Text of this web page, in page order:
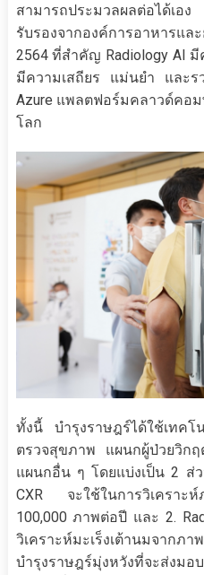
สามารถประมวลผลต่อได้เ
รับรองจากองค์การอาหารแล
2564 ที่สำคัญ Radiology AI
มีความเสถียร แม่นยำ และร
Azure แพลตฟอร์มคลาวด์คอ
โลก
ทั้งนี้ บำรุงราษฎร์ได้ใช้เทค
ตรวจสุขภาพ แผนกผู้ป่วยวิ
แผนกอื่น ๆ โดยแบ่งเป็น 2 ส่
CXR จะใช้ในการวิเคราะ
100,000 ภาพต่อปี และ 2.
วิเคราะห์มะเร็งเต้านมจ
บำรุงราษฎร์มุ่งหวังที่จะส่งมอ